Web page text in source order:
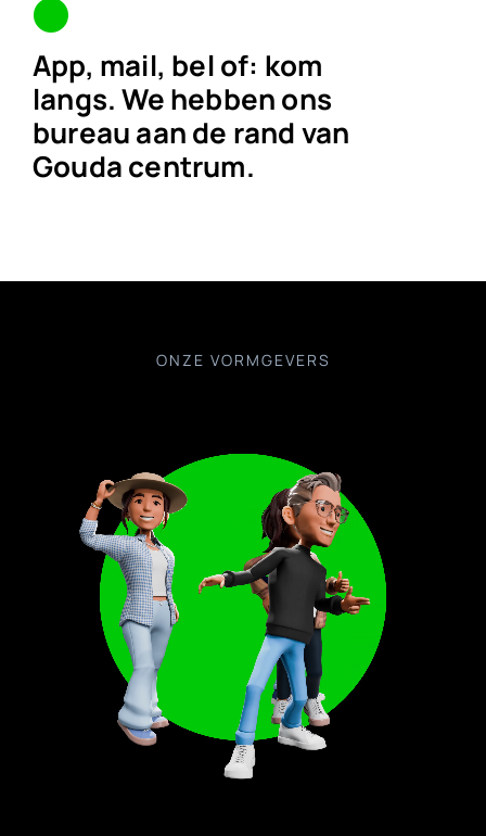
App, mail, bel of: kom
langs. We hebben ons
bureau aan de rand van
Gouda centrum.
ONZE VORMGEVERS